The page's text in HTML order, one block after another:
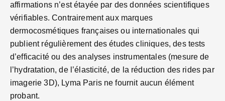
affirmations n’est étayée par des données scientifiques
vérifiables. Contrairement aux marques
dermocosmétiques françaises ou internationales qui
publient régulièrement des études cliniques, des tests
d’efficacité ou des analyses instrumentales (mesure de
l’hydratation, de l’élasticité, de la réduction des rides par
imagerie 3D), Lyma Paris ne fournit aucun élément
probant.